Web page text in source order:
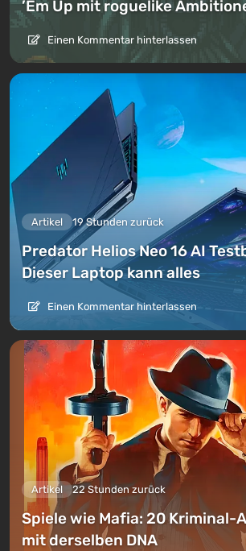
’Em Up mit roguelike
Einen Kommentar hinterlassen
Artikel 19 Stunden zurück
Predator Helios Neo 16 AI
Dieser Laptop kann alles
Einen Kommentar hinterlassen
Artikel 22 Stunden zurück
Spiele wie Mafia: 20 Kriminal-
mit derselben DNA